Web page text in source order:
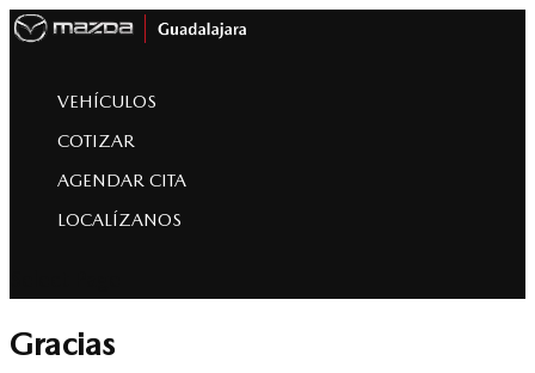
VEHÍCULOS
COTIZAR
AGENDAR CITA
LOCALÍZANOS
Gracias